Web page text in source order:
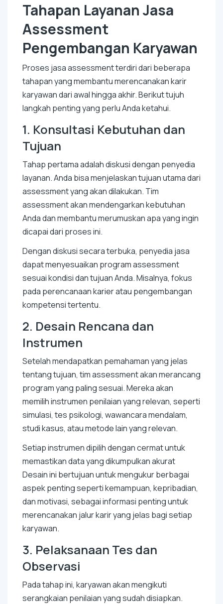
Tahapan Layanan Jasa
Assessment
Pengembangan Karyawan
Proses jasa assessment terdiri dari beberapa
tahapan yang membantu merencanakan karir
karyawan dari awal hingga akhir. Berikut tujuh
langkah penting yang perlu Anda ketahui.
1. Konsultasi Kebutuhan dan
Tujuan
Tahap pertama adalah diskusi dengan penyedia
layanan. Anda bisa menjelaskan tujuan utama dari
assessment yang akan dilakukan. Tim
assessment akan mendengarkan kebutuhan
Anda dan membantu merumuskan apa yang ingin
dicapai dari proses ini.
Dengan diskusi secara terbuka, penyedia jasa
dapat menyesuaikan program assessment
sesuai kondisi dan tujuan Anda. Misalnya, fokus
pada perencanaan karier atau pengembangan
kompetensi tertentu.
2. Desain Rencana dan
Instrumen
Setelah mendapatkan pemahaman yang jelas
tentang tujuan, tim assessment akan merancang
program yang paling sesuai. Mereka akan
memilih instrumen penilaian yang relevan, seperti
simulasi, tes psikologi, wawancara mendalam,
studi kasus, atau metode lain yang relevan.
Setiap instrumen dipilih dengan cermat untuk
memastikan data yang dikumpulkan akurat
Desain ini bertujuan untuk mengukur berbagai
aspek penting seperti kemampuan, kepribadian,
dan motivasi, sebagai informasi penting untuk
merencanakan jalur karir yang jelas bagi setiap
karyawan.
3. Pelaksanaan Tes dan
Observasi
Pada tahap ini, karyawan akan mengikuti
serangkaian penilaian yang sudah disiapkan.